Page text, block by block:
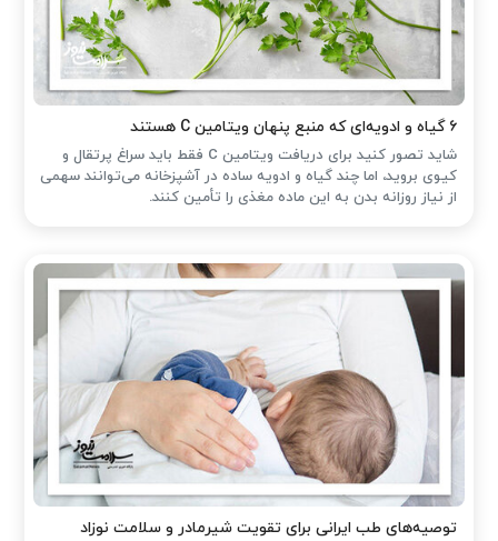
۶ گیاه و ادویه‌ای که منبع پنهان ویتامین C هستند
شاید تصور کنید برای دریافت ویتامین C فقط باید سراغ پرتقال و
کیوی بروید، اما چند گیاه و ادویه ساده در آشپزخانه می‌توانند سهمی
از نیاز روزانه بدن به این ماده مغذی را تأمین کنند.
توصیه‌های طب ایرانی برای تقویت شیرمادر و سلامت نوزاد